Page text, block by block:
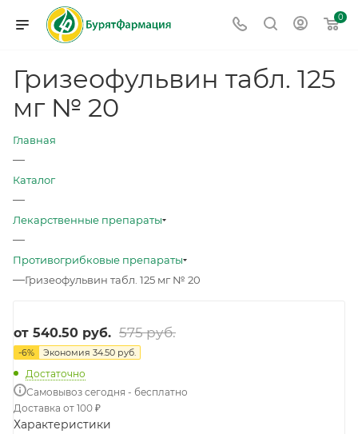
0
Гризеофульвин табл. 125
мг № 20
Главная
—
Каталог
—
Лекарственные препараты
—
Противогрибковые препараты
—Гризеофульвин табл. 125 мг № 20
от 540.50 руб. 575 руб.
-6% Экономия 34.50 руб.
Достаточно
Самовывоз сегодня - бесплатно
Доставка от 100 ₽
Характеристики